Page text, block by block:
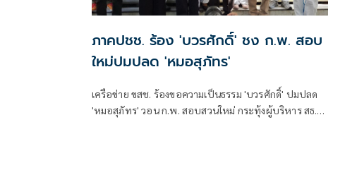
ภาคปชช. ร้อง 'บวรศักดิ์' ชง ก.พ. สอบ
ใหม่ปมปลด 'หมอสุภัทร'
เครือข่าย ขสช. ร้องขอความเป็นธรรม 'บวรศักดิ์' ปมปลด
'หมอสุภัทร' วอน ก.พ. สอบสวนใหม่ กระทุ้งผู้บริหาร สธ.